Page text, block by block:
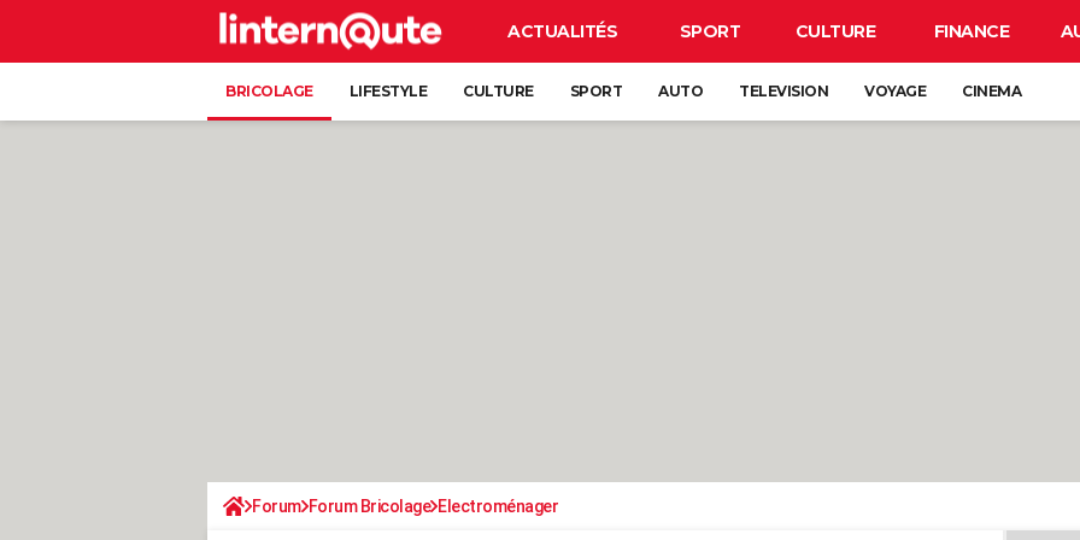
ACTUALITÉS SPORT CULTURE FINANCE
BRICOLAGE LIFESTYLE CULTURE SPORT AUTO TELEVISION VOYAGE CINEMA
Forum Forum Bricolage Electroménager